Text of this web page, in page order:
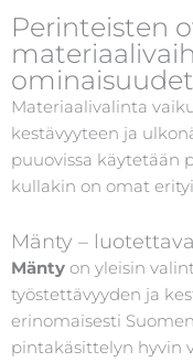
Perinteisten
ominaisuudet
Materiaalivalinta
kestävyyteen ja
puuovissa käytetään
kullakin on omat
Mänty –
Mänty on yleisin
työstettävyyden ja
erinomaisesti
pintakäsittelyn hyvin